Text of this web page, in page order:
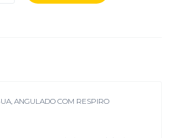
ANGULADO COM RESPIRO